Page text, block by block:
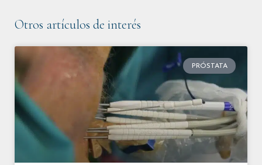
Otros artículos de interés
PRÓSTATA